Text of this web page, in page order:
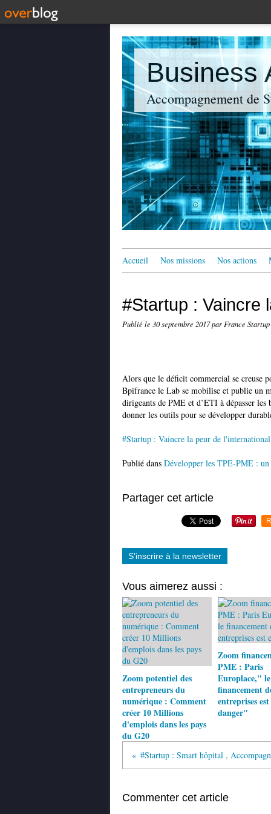
Business
Accompagnement de
Accueil Nos missions Nos actions
#Startup : Vaincre
Publié le 30 septembre 2017par France Startup
Alors que le déficit commercial se creuse
Bpifrance le Lab se mobilise et publie un
dirigeants de PME et d’ETI à dépasser
donner les outils pour se développer
#Startup : Vaincre la peur de l'international
Publié dans Développer les TPE-PME :
Partager cet article
S'inscrire à la newsletter
Vous aimerez aussi :
Zoom potentiel des
entrepreneurs du
numérique : Comment
créer 10 Millions
d'emplois dans les pays
du G20
Zoom
PME : Paris
Europlace," le
financement
entreprises
danger"
Commenter cet article